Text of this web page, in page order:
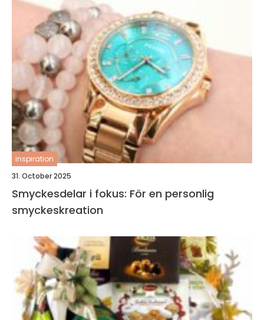
inspiration
31. October 2025
Smyckesdelar i fokus: För en personlig
smyckeskreation